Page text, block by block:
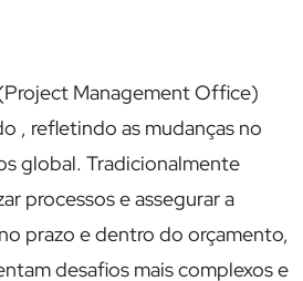
Management Office)
, refletindo as mudanças no
global. Tradicionalmente
processos e assegurar a
prazo e dentro do orçamento,
desafios mais complexos e